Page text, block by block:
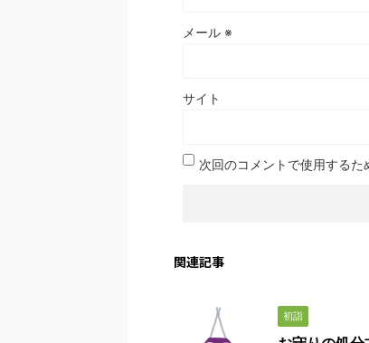
メール ※
サイト
次回のコメントで使用するた
関連記事
初詣